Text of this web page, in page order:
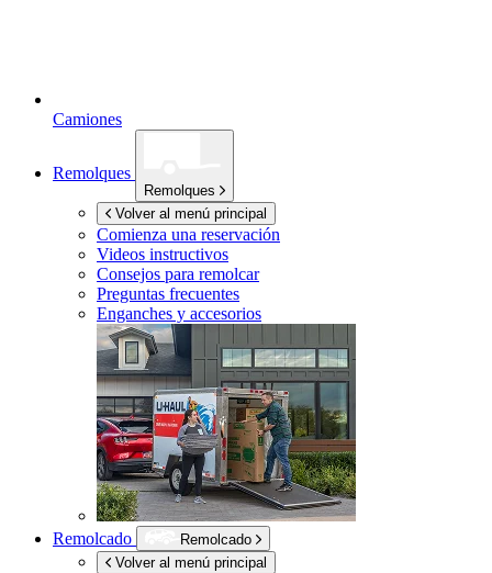
Camiones
Remolques
Remolques
Volver al menú principal
Comienza una reservación
Videos instructivos
Consejos para remolcar
Preguntas frecuentes
Enganches y accesorios
Remolcado
Remolcado
Volver al menú principal